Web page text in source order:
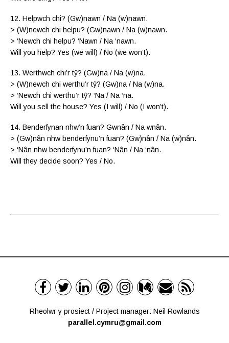
12. Helpwch chi? (Gw)nawn / Na (w)nawn.
> (W)newch chi helpu? (Gw)nawn / Na (w)nawn.
> ‘Newch chi helpu? ‘Nawn / Na ‘nawn.
Will you help? Yes (we will) / No (we won’t).
13. Werthwch chi’r tŷ? (Gw)na / Na (w)na.
> (W)newch chi werthu’r tŷ? (Gw)na / Na (w)na.
> ‘Newch chi werthu’r tŷ? ‘Na / Na ‘na.
Will you sell the house? Yes (I will) / No (I won’t).
14. Benderfynan nhw’n fuan? Gwnân / Na wnân.
> (Gw)nân nhw benderfynu’n fuan? (Gw)nân / Na (w)nân.
> ‘Nân nhw benderfynu’n fuan? ‘Nân / Na ‘nân.
Will they decide soon? Yes / No.
Rheolwr y prosiect / Project manager: Neil Rowlands
parallel.cymru@gmail.com